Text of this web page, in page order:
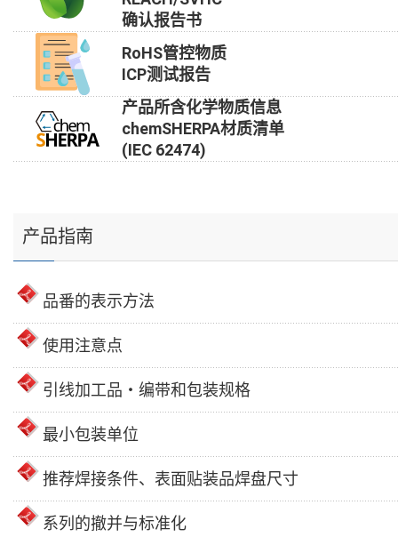
确认报告书
RoHS管控物质
ICP测试报告
产品所含化学物质信息
chemSHERPA材质清单
(IEC 62474)
产品指南
品番的表示方法
使用注意点
引线加工品・编带和包装规格
最小包装单位
推荐焊接条件、表面贴装品焊盘尺寸
系列的撤并与标准化